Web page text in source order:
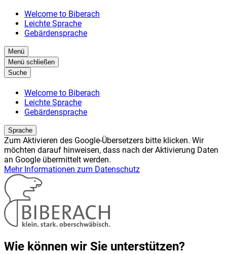
Welcome to Biberach
Leichte Sprache
Gebärdensprache
Menü
Menü schließen
Suche
Welcome to Biberach
Leichte Sprache
Gebärdensprache
Sprache
Zum Aktivieren des Google-Übersetzers bitte klicken. Wir
möchten darauf hinweisen, dass nach der Aktivierung Daten
an Google übermittelt werden.
Mehr Informationen zum Datenschutz
Wie können wir Sie unterstützen?